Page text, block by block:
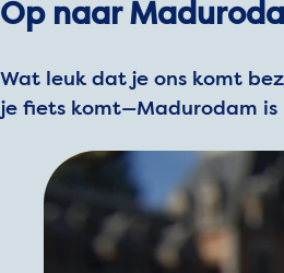
Op naar
Wat leuk dat je ons komt
je fiets komt—Madurodam is